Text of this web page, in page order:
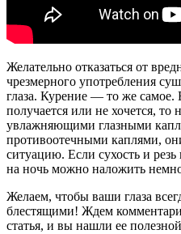
Желательно отказаться от
чрезмерного употребления
глаза. Курение — то же самое.
получается или не хочется, то
увлажняющими глазными
противоотечными каплями,
ситуацию. Если сухость и
на ночь можно наложить
Желаем, чтобы ваши глаза
блестящими! Ждем
статья, и вы нашли ее